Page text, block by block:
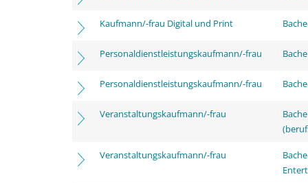
Kaufmann/-frau Digital und Print
Personaldienstleistungskaufmann/-frau
Personaldienstleistungskaufmann/-frau
Veranstaltungskaufmann/-frau
Veranstaltungskaufmann/-frau